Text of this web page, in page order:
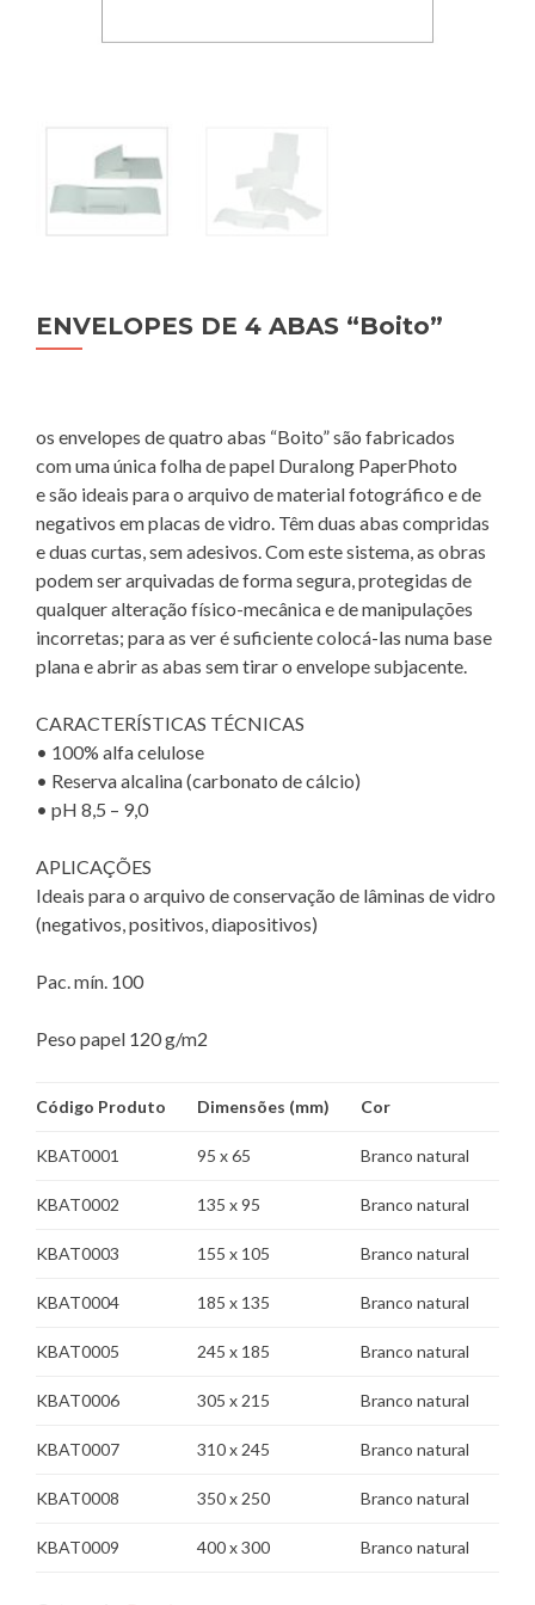
ENVELOPES DE 4 ABAS “Boito”
os envelopes de quatro abas “Boito” são fabricados
com uma única folha de papel Duralong PaperPhoto
e são ideais para o arquivo de material fotográfico e de
negativos em placas de vidro. Têm duas abas compridas
e duas curtas, sem adesivos. Com este sistema, as obras
podem ser arquivadas de forma segura, protegidas de
qualquer alteração físico-mecânica e de manipulações
incorretas; para as ver é suficiente colocá-las numa base
plana e abrir as abas sem tirar o envelope subjacente.
CARACTERÍSTICAS TÉCNICAS
• 100% alfa celulose
• Reserva alcalina (carbonato de cálcio)
• pH 8,5 – 9,0
APLICAÇÕES
Ideais para o arquivo de conservação de lâminas de vidro
(negativos, positivos, diapositivos)
Pac. mín. 100
Peso papel 120 g/m2
Código Produto Dimensões (mm) Cor
KBAT0001 95 x 65 Branco natural
KBAT0002 135 x 95 Branco natural
KBAT0003 155 x 105 Branco natural
KBAT0004 185 x 135 Branco natural
KBAT0005 245 x 185 Branco natural
KBAT0006 305 x 215 Branco natural
KBAT0007 310 x 245 Branco natural
KBAT0008 350 x 250 Branco natural
KBAT0009 400 x 300 Branco natural